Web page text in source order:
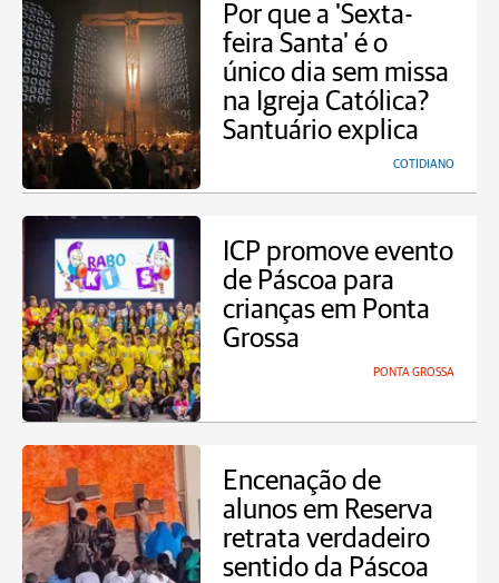
Por que a 'Sexta-
feira Santa' é o
único dia sem missa
na Igreja Católica?
Santuário explica
COTIDIANO
ICP promove evento
de Páscoa para
crianças em Ponta
Grossa
PONTA GROSSA
Encenação de
alunos em Reserva
retrata verdadeiro
sentido da Páscoa